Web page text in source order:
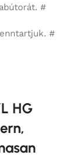
#
#
HG